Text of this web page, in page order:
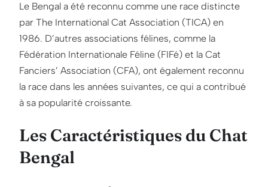
Le Bengal a été reconnu comme une race distincte
par The International Cat Association (TICA) en
1986. D’autres associations félines, comme la
Fédération Internationale Féline (FIFé) et la Cat
Fanciers’ Association (CFA), ont également reconnu
la race dans les années suivantes, ce qui a contribué
à sa popularité croissante.
Les Caractéristiques du Chat
Bengal